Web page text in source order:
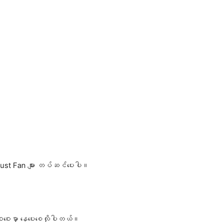
များ တပ်ဆင်ပေးပါ။
ာ နေပေးစေလိုပါတယ်။